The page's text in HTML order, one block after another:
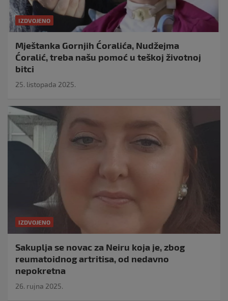
IZDVOJENO
Mještanka Gornjih Ćoralića, Nudžejma
Ćoralić, treba našu pomoć u teškoj životnoj
bitci
25. listopada 2025.
IZDVOJENO
Sakuplja se novac za Neiru koja je, zbog
reumatoidnog artritisa, od nedavno
nepokretna
26. rujna 2025.